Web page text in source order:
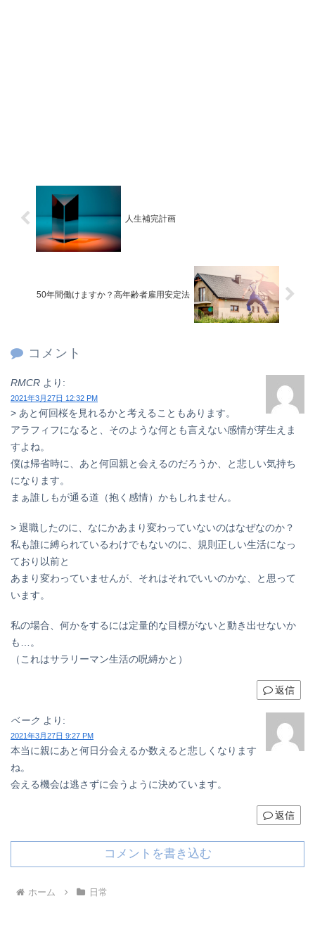
人生補完計画
50年間働けますか？高年齢者雇用安定法
コメント
RMCR より:
2021年3月27日 12:32 PM
> あと何回桜を見れるかと考えることもあります。
アラフィフになると、そのような何とも言えない感情が芽生えま
すよね。
僕は帰省時に、あと何回親と会えるのだろうか、と悲しい気持ち
になります。
まぁ誰しもが通る道（抱く感情）かもしれません。
> 退職したのに、なにかあまり変わっていないのはなぜなのか？
私も誰に縛られているわけでもないのに、規則正しい生活になっ
ており以前と
あまり変わっていませんが、それはそれでいいのかな、と思って
います。
私の場合、何かをするには定量的な目標がないと動き出せないか
も…。
（これはサラリーマン生活の呪縛かと）
返信
ベーク より:
2021年3月27日 9:27 PM
本当に親にあと何日分会えるか数えると悲しくなります
ね。
会える機会は逃さずに会うように決めています。
返信
コメントを書き込む
ホーム 日常